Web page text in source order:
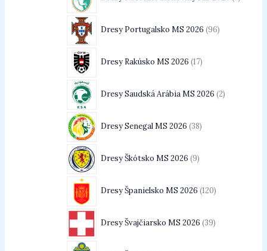
Dresy Portugalsko MS 2026 96
Dresy Rakúsko MS 2026 17
Dresy Saudská Arábia MS 2026 2
Dresy Senegal MS 2026 38
Dresy Škótsko MS 2026 9
Dresy Španielsko MS 2026 120
Dresy Švajčiarsko MS 2026 39